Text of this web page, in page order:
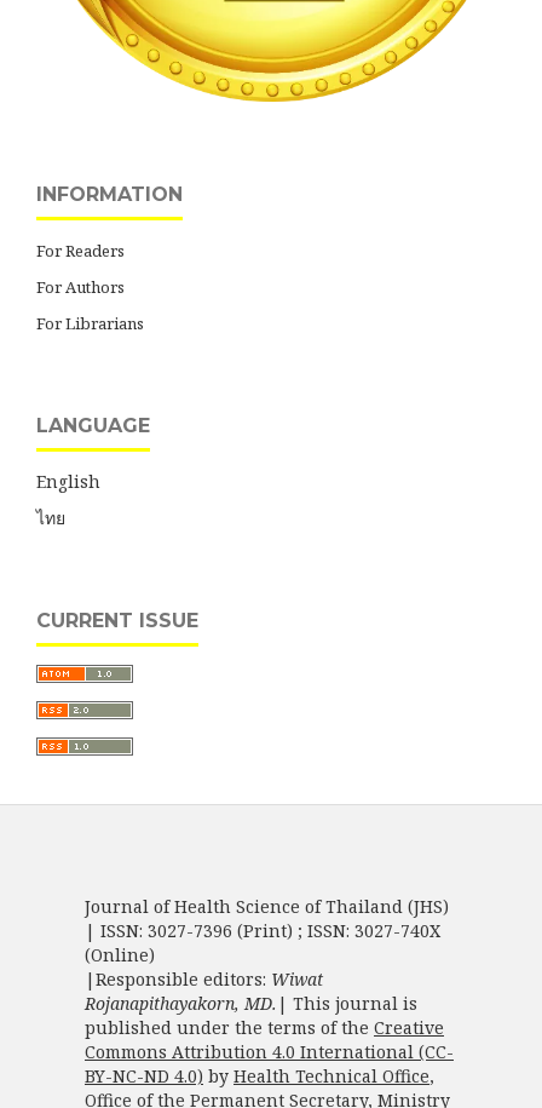
INFORMATION
For Readers
For Authors
For Librarians
LANGUAGE
English
ไทย
CURRENT ISSUE
Journal of Health Science of Thailand (JHS)
| ISSN: 3027-7396 (Print) ; ISSN: 3027-740X
(Online)
|Responsible editors: Wiwat
Rojanapithayakorn, MD. | This journal is
published under the terms of the Creative
Commons Attribution 4.0 International (CC-
BY-NC-ND 4.0) by Health Technical Office,
Office of the Permanent Secretary, Ministry